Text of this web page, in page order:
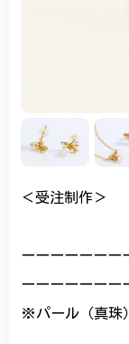
＜受注制作＞
ーーーーーーー
ーーーーーーー
※パール（真